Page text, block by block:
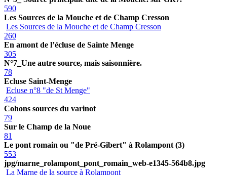
590
Les Sources de la Mouche et de Champ Cresson
Les Sources de la Mouche et de Champ Cresson
260
En amont de l’écluse de Sainte Menge
305
N°7_Une autre source, mais saisonnière.
78
Ecluse Saint-Menge
Ecluse n°8 "de St Menge"
424
Cohons sources du varinot
79
Sur le Champ de la Noue
81
Le pont romain ou "de Pré-Gibert" à Rolampont (3)
553
jpg/marne_rolampont_pont_romain_web-e1345-564b8.jpg
La Marne de la source à Rolampont